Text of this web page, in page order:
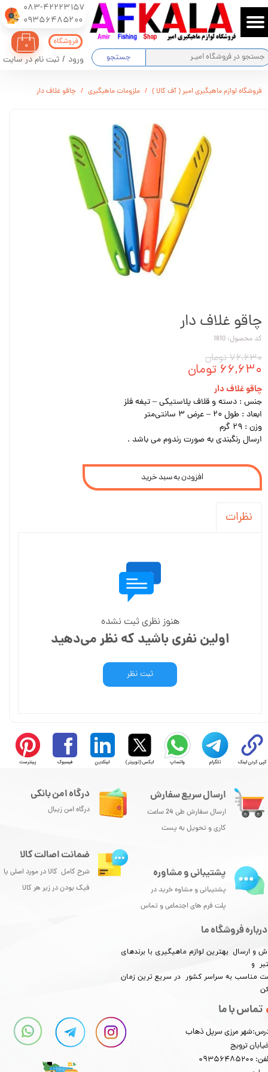
083-42223157
​​​​​​​09356485200
جستجو
۰
ورود / ثبت نام در سایت
حساب کاربری من
تغییر گذر واژه
فروشگاه
فروشگاه لوازم ماهیگیری امیر ( آف کالا ) ملزومات ماهیگیری چاقو غلاف دار
چاقو غلاف دار
کد محصول: 1810
۷۶,۶۳۰ تومان
۶۶,۶۳۰ تومان
چاقو غلاف دار
جنس : دسته و قلاف پلاستیکی – تیغه فلز
ابعاد : طول ۲۰ – عرض ۳ سانتی‌متر
وزن : ۲۹ گرم
ارسال رنگبندی به صورت رندوم می باشد .
افزودن به سبد خرید
نظرات
هنوز نظری ثبت نشده
اولین نفری باشید که نظر می‌دهید
ثبت نظر
کپی کردن لینک تلگرام واتساپ ایکس (توییتر) لینکدین فیسبوک پینترست
ارسال سریع سفارش
ارسال سفارش طی 24 ساعت
کاری و تحویل به پست
درباره فروشگاه ما
و ارسال بهترین لوازم ماهیگیری با برندهای
و
مناسب به سراسر کشور در سریع ترین زمان
تماس با ما
مرزی سرپل ذهاب
ترویج
درگاه امن بانکی
درگاه امن زیبال
پشتیبانی و مشاوره
پشتیبانی و مشاوه خرید در
پلت فرم های اجتماعی و تماس
ضمانت اصالت کالا
شرح کامل کالا در مورد اصلی یا
فیک بودن در زیر هر کالا